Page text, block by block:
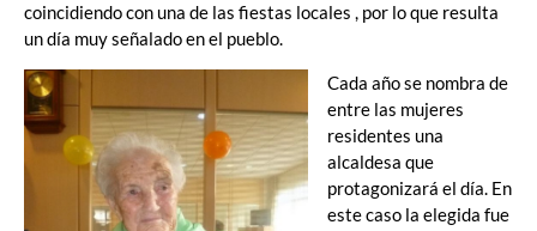
coincidiendo con una de las fiestas locales , por lo que resulta
un día muy señalado en el pueblo.
Cada año se nombra de
entre las mujeres
residentes una
alcaldesa que
protagonizará el día. En
este caso la elegida fue